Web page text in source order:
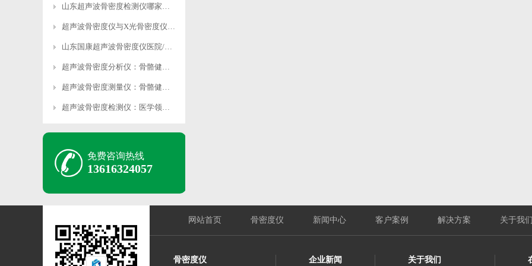
山东超声波骨密度检测仪哪家好？国康医用级设备精准度
超声波骨密度仪与X光骨密度仪区别无创无辐射检测更安
山东国康超声波骨密度仪医院/体检中心专用精准度高操
超声波骨密度分析仪：骨骼健康的“导航仪”，指引健康
超声波骨密度测量仪：骨骼健康背后的“神秘探测器”？
超声波骨密度检测仪：医学领域骨骼健康检测的权威之选
免费咨询热线
13616324057
网站首页 骨密度仪 新闻中心 客户案例 解决方案 关于我们
骨密度仪 企业新闻 关于我们